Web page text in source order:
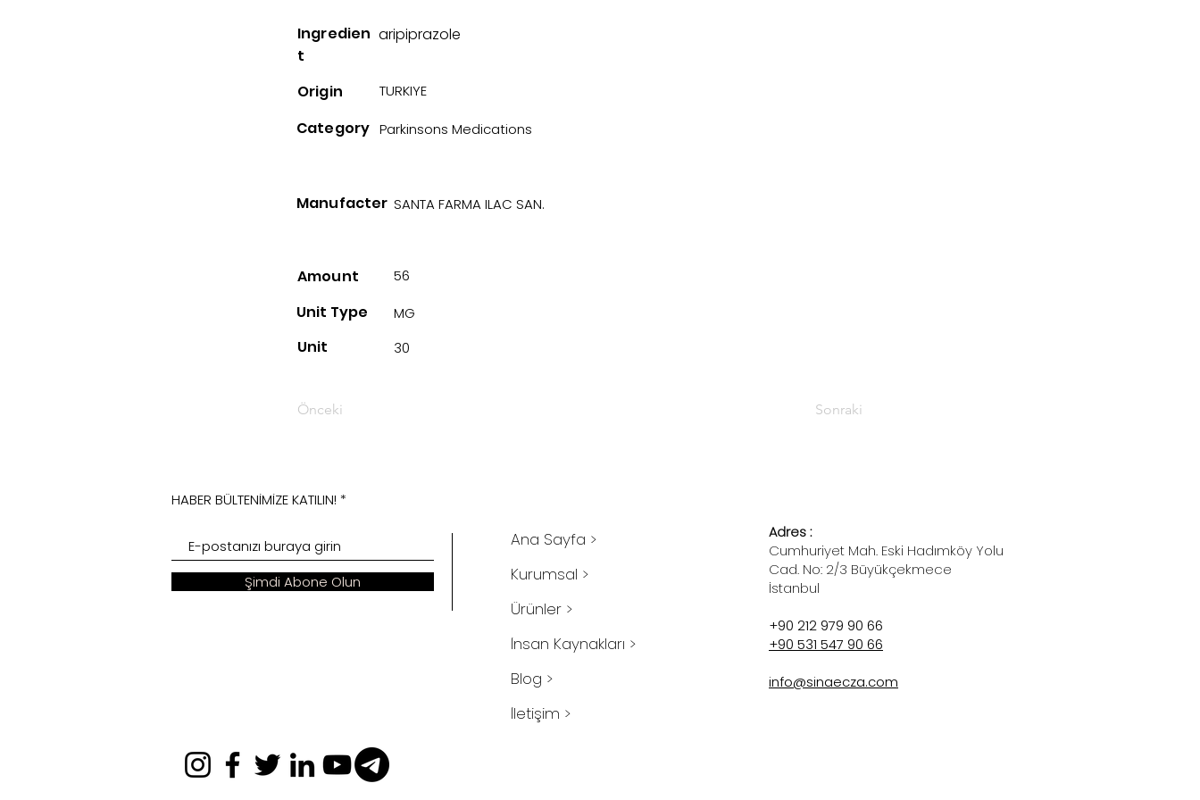
Ingredien
t
aripiprazole
Origin TURKIYE
Category Parkinsons Medications
Manufacter SANTA FARMA ILAC SAN.
Amount 56
Unit Type
Unit
MG
30
Önceki Sonraki
HABER BÜLTENİMİZE KATILIN!
Şimdi Abone Olun
Ana Sayfa >
Kurumsal >
Ürünler >
İnsan Kaynakları >
Blog >
İletişim >
Adres :
Cumhuriyet Mah. Eski Hadımköy Yolu
Cad. No: 2/3 Büyükçekmece
İstanbul
+90 212 979 90 66
+90 531 547 90 66
info@sinaecza.com